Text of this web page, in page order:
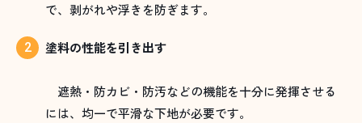
で、剥がれや浮きを防ぎます。
塗料の性能を引き出す
遮熱・防カビ・防汚などの機能を十分に発揮させる
には、均一で平滑な下地が必要です。